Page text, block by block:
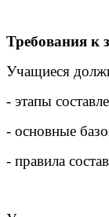
Требования к
Учащиеся
- этапы
- основные
- правила